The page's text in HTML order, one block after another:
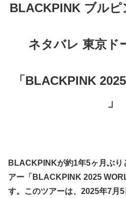
BLACKPINK ブルピ
ネタバレ 東京ド
「BLACKPINK
」
BLACKPINKが約1年5ヶ月ぶり
アー「BLACKPINK 2025
す。このツアーは、2025年7月